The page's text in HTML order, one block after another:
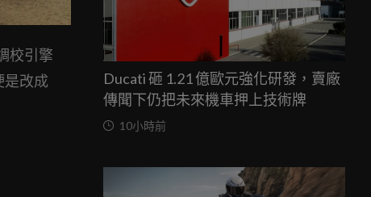
校引擎
是改成
Ducati 砸 1.21 億歐元強化研發，賣廠
傳聞下仍把未來機車押上技術牌
10小時前